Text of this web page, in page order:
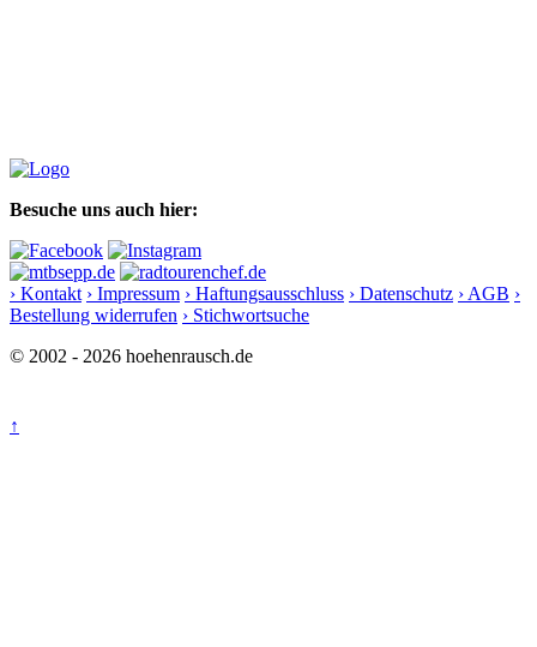
Besuche uns auch hier:
› Kontakt › Impressum › Haftungsausschluss › Datenschutz › AGB ›
Bestellung widerrufen › Stichwortsuche
© 2002 - 2026 hoehenrausch.de
↑